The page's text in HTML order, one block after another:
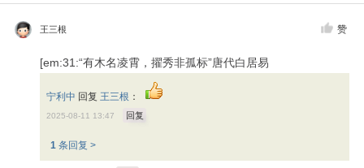
王三根 赞
[em:31:“有木名凌霄，擢秀非孤标”唐代白居易
宁利中 回复 王三根 ：
2025-08-11 13:47 回复
1条回复 >